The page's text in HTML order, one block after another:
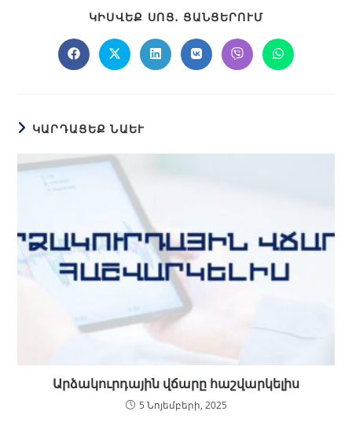
ԿԻՍՎԵՔ ՍՈՑ․ ՑԱՆՑԵՐՈՒՄ
ԿԱՐԴԱՑԵՔ ՆԱԵՒ
Արձակուրդային վճարը հաշվարկելիս
5 Նոյեմբերի, 2025